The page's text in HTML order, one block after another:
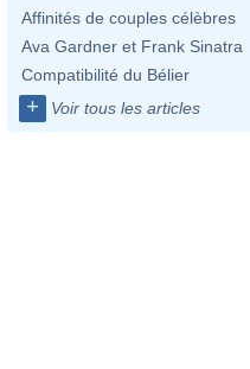
Affinités de couples célèbres
Ava Gardner et Frank Sinatra
Compatibilité du Bélier
+ Voir tous les articles